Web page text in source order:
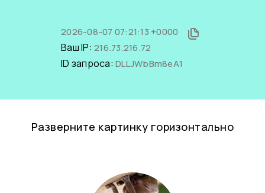
2026-08-07 07:21:13 +0000
Ваш IP: 216.73.216.72
ID запроса: DLLJWbBm8eA1
Разверните картинку горизонтально